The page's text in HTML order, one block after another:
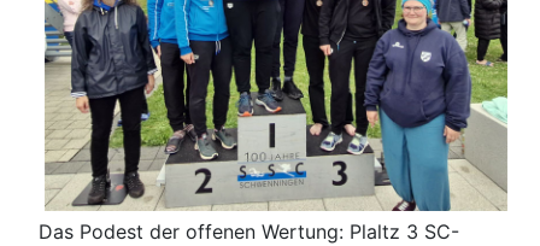
Das Podest der offenen Wertung: Plaltz 3 SC-